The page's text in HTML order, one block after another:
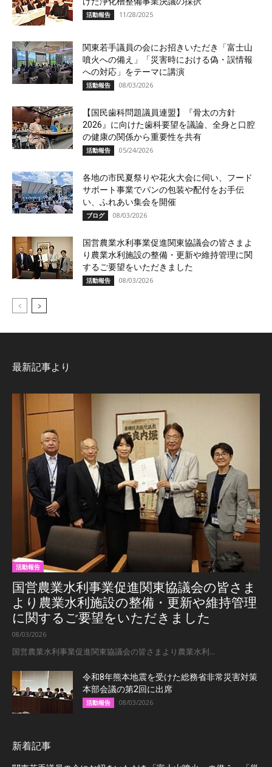
活動報告 11/28/2025
関東若手議員の会にお招きいただき「富士山
噴火への備え」「災害時における偽・誤情報
への対応」をテーマに講演
活動報告 08/03/2026
【国民歯科問題議員連盟】『骨太の方針
2026』に向けた歯科要望を議論、全身と口腔
の健康の関係から重要性を共有
活動報告 05/24/2026
各地の市民夏祭りや花火大会に伺い、フード
サポート事業でパンの包装や配付をお手伝
い、ふれあい集会を開催
ブログ 08/03/2026
国営農業水利事業促進関東協議会の皆さまよ
り農業水利施設の整備・更新や維持管理に関
するご要望をいただきました
活動報告 08/03/2026
最新記事より
活動報告
国営農業水利事業促進関東協議会の皆さま
より農業水利施設の整備・更新や維持管理
に関するご要望をいただきました
08/03/2026
国営農業水利事業促進関東協議会の皆さまより農業水利...
令和8年熊本地震を受けた総務省非常災害対策
本部会議の第2回に出席
活動報告 08/03/2026
新着記事